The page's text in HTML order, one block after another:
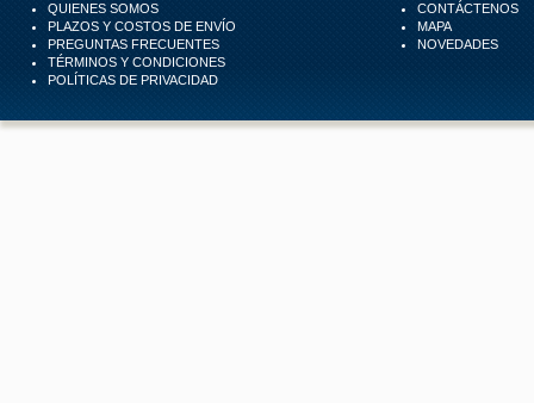
QUIENES SOMOS
PLAZOS Y COSTOS DE ENVÍO
PREGUNTAS FRECUENTES
TÉRMINOS Y CONDICIONES
POLÍTICAS DE PRIVACIDAD
CONTÁCTENOS
MAPA
NOVEDADES